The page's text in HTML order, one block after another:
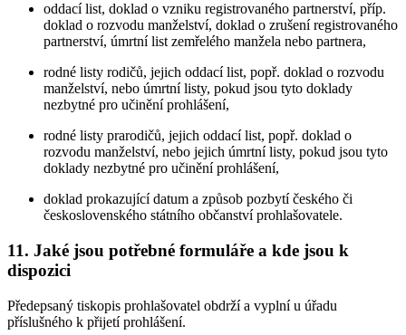
oddací list, doklad o vzniku registrovaného partnerství, příp.
doklad o rozvodu manželství, doklad o zrušení registrovaného
partnerství, úmrtní list zemřelého manžela nebo partnera,
rodné listy rodičů, jejich oddací list, popř. doklad o rozvodu
manželství, nebo úmrtní listy, pokud jsou tyto doklady
nezbytné pro učinění prohlášení,
rodné listy prarodičů, jejich oddací list, popř. doklad o
rozvodu manželství, nebo jejich úmrtní listy, pokud jsou tyto
doklady nezbytné pro učinění prohlášení,
doklad prokazující datum a způsob pozbytí českého či
československého státního občanství prohlašovatele.
11. Jaké jsou potřebné formuláře a kde jsou k
dispozici
Předepsaný tiskopis prohlašovatel obdrží a vyplní u úřadu
příslušného k přijetí prohlášení.